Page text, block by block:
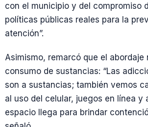
con el municipio y del compromiso
políticas públicas reales para la
atención”.
Asimismo, remarcó que el abordaje
consumo de sustancias: “Las
son a sustancias; también vemos
al uso del celular, juegos en línea y
espacio llega para brindar